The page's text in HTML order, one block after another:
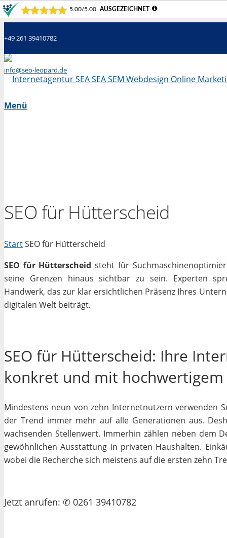
+49 261 39410782
info@seo-leopard.de
Menü
SEO für Hütterscheid
StartSEO für Hütterscheid
SEO für Hütterscheid steht für
seine Grenzen hinaus sichtbar zu sein. Experten
Handwerk, das zur klar ersichtlichen Präsenz Ihres
digitalen Welt beiträgt.
SEO für Hütterscheid: Ihre
konkret und mit
Mindestens neun von zehn Internetnutzern verwenden
der Trend immer mehr auf alle Generationen aus.
wachsenden Stellenwert. Immerhin zählen neben dem
gewöhnlichen Ausstattung in privaten Haushalten.
wobei die Recherche sich meistens auf die ersten zehn
Jetzt anrufen: ✆ 0261 39410782